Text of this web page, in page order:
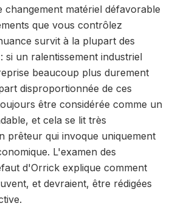
changement matériel défavorable
que vous contrôlez
survit à la plupart des
si un ralentissement industriel
beaucoup plus durement
disproportionnée de ces
être considérée comme un
et cela se lit très
prêteur qui invoque uniquement
L'examen des
d'Orrick explique comment
et devraient, être rédigées